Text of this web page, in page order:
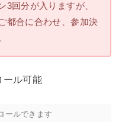
3回分が入りますが、
都合に合わせ、参加決
ル可能